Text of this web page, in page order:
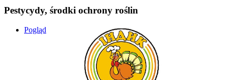
Pestycydy, środki ochrony roślin
Pogląd